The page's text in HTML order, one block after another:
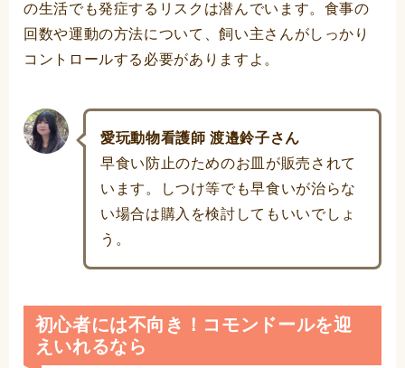
の生活でも発症するリスクは潜んでいます。食事の
回数や運動の方法について、飼い主さんがしっかり
コントロールする必要がありますよ。
愛玩動物看護師 渡邉鈴子さん
早食い防止のためのお皿が販売されて
います。しつけ等でも早食いが治らな
い場合は購入を検討してもいいでしょ
う。
初心者には不向き！コモンドールを迎
えいれるなら